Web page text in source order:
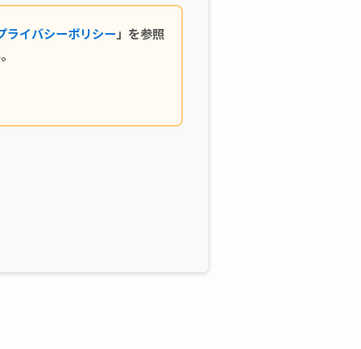
ライバシーポリシー」を参照